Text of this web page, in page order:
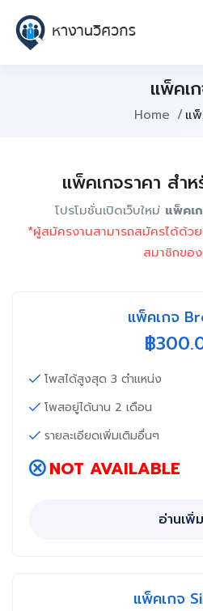
แพ็คเ
Home แ
แพ็คเกจราคา สำ
โปรโมชั่นเปิดเว็บใหม่ แพ็คเ
*ผู้สมัครงานสามารถสมัครได้ด้ว
สมาชิกของ
แพ็คเกจ
฿
โพสได้สูงสุด 3 ตำแหน่ง
โพสอยู่ได้นาน 2 เดือน
รายละเอียดเพิ่มเติมอื่นๆ
NOT AVAILABLE
อ่านเพิ่ม
แพ็คเกจ